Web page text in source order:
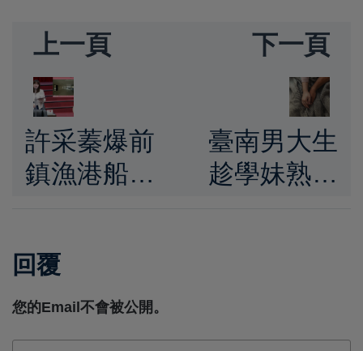
上一頁
許采蓁爆前
鎮漁港船員
都無法使
用。花5億
打造「五星
下一頁
臺南男大生
趁學妹熟睡
回覆
您的Email不會被公開。